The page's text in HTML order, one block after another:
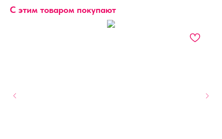
С этим товаром покупают